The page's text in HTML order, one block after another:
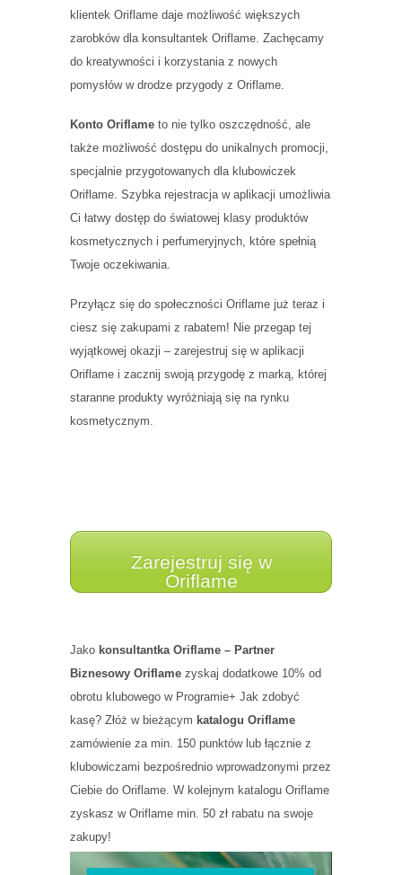
klientek Oriflame daje możliwość większych
zarobków dla konsultantek Oriflame. Zachęcamy
do kreatywności i korzystania z nowych
pomysłów w drodze przygody z Oriflame.
Konto Oriflame to nie tylko oszczędność, ale
także możliwość dostępu do unikalnych promocji,
specjalnie przygotowanych dla klubowiczek
Oriflame. Szybka rejestracja w aplikacji umożliwia
Ci łatwy dostęp do światowej klasy produktów
kosmetycznych i perfumeryjnych, które spełnią
Twoje oczekiwania.
Przyłącz się do społeczności Oriflame już teraz i
ciesz się zakupami z rabatem! Nie przegap tej
wyjątkowej okazji – zarejestruj się w aplikacji
Oriflame i zacznij swoją przygodę z marką, której
staranne produkty wyróżniają się na rynku
kosmetycznym.
Zarejestruj się w
Oriflame
Jako konsultantka Oriflame – Partner
Biznesowy Oriflame zyskaj dodatkowe 10% od
obrotu klubowego w Programie+ Jak zdobyć
kasę? Złóż w bieżącym katalogu Oriflame
zamówienie za min. 150 punktów lub łącznie z
klubowiczami bezpośrednio wprowadzonymi przez
Ciebie do Oriflame. W kolejnym katalogu Oriflame
zyskasz w Oriflame min. 50 zł rabatu na swoje
zakupy!